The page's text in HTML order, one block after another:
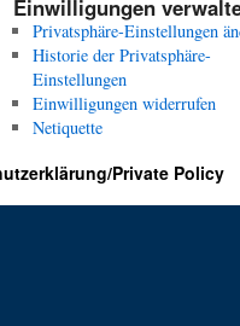
Einwilligungen
Privatsphäre-Einstellungen
Historie der Privatsphäre-
Einstellungen
Einwilligungen widerrufen
Netiquette
Private Policy